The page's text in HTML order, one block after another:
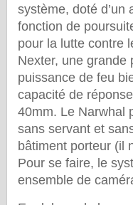
système, doté d’un
fonction de
pour la lutte contre
Nexter, une grande
puissance de feu
capacité de
40mm. Le Narwhal
sans servant et
bâtiment porteur (il
Pour se faire, le
ensemble de